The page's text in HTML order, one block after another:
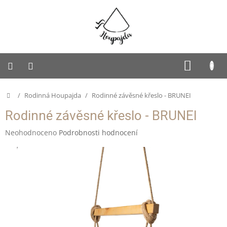
SUKNĚ
Dětská
Houpajda
Dospělácká
Domů
/ Rodinná Houpajda / Rodinné závěsné křeslo - BRUNEI
Rodinné závěsné křeslo - BRUNEI
Průměrné
produktu
Neohodnoceno Podrobnosti hodnocení